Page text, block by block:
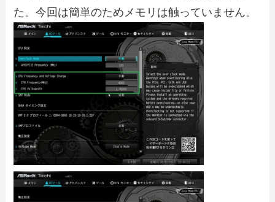
た。今回は簡単のためメモリは触っていません。